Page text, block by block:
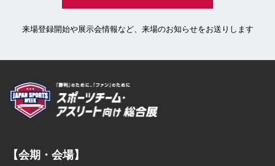
来場登録開始や展示会情報など、来場のお知らせをお送りします
【会期・会場】